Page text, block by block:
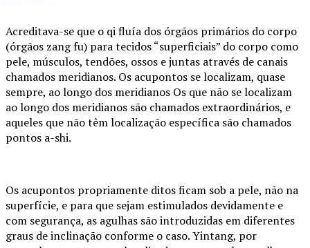
Acreditava-se que o qi fluía dos órgãos primários do corpo
(órgãos zang fu) para tecidos “superficiais” do corpo como
pele, músculos, tendões, ossos e juntas através de canais
chamados meridianos. Os acupontos se localizam, quase
sempre, ao longo dos meridianos Os que não se localizam
ao longo dos meridianos são chamados extraordinários, e
aqueles que não têm localização específica são chamados
pontos a-shi.
Os acupontos propriamente ditos ficam sob a pele, não na
superfície, e para que sejam estimulados devidamente e
com segurança, as agulhas são introduzidas em diferentes
graus de inclinação conforme o caso. Yintang, por